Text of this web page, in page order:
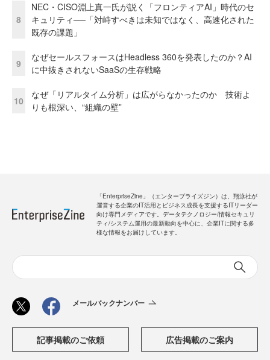
8
NEC・CISO淵上真一氏が説く「フロンティアAI」時代のセ
キュリティ──「対峙すべきは未知ではなく、高速化された
既存の課題」
9
なぜセールスフォースはHeadless 360を発表したのか？AI
に中抜きされないSaaSの生存戦略
10
なぜ「リアルタイム分析」は広がらなかったのか 技術よ
りも根深い、“組織の壁”
「EnterpriseZine」（エンタープライズジン）は、翔泳社が
運営する企業のIT活用とビジネス成長を支援するITリーダー
向け専門メディアです。データテクノロジー/情報セキュリ
ティ/システム運用の最新動向を中心に、企業ITに関する多
様な情報をお届けしています。
メールバックナンバー
記事掲載のご依頼 広告掲載のご案内